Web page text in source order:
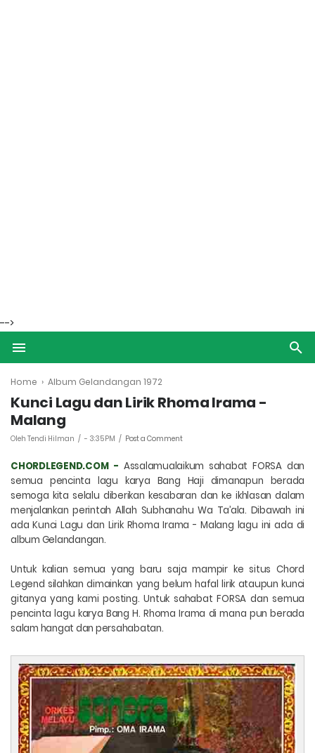
-->
Home › Album Gelandangan 1972
Kunci Lagu dan Lirik Rhoma Irama -
Malang
Oleh Tendi Hilman - 3:35 PM Post a Comment
CHORDLEGEND.COM - Assalamualaikum sahabat FORSA dan
semua pencinta lagu karya Bang Haji dimanapun berada
semoga kita selalu diberikan kesabaran dan ke ikhlasan dalam
menjalankan perintah Allah Subhanahu Wa Ta’ala. Dibawah ini
adaKunci Lagu dan Lirik Rhoma Irama - Malang lagu ini ada di
album Gelandangan.
Untuk kalian semua yang baru saja mampir ke situs Chord
Legend silahkan dimainkan yang belum hafal lirik ataupun kunci
gitanya yang kami posting. Untuk sahabat FORSA dan semua
pencinta lagu karya Bang H. Rhoma Irama di mana pun berada
salam hangat dan persahabatan.